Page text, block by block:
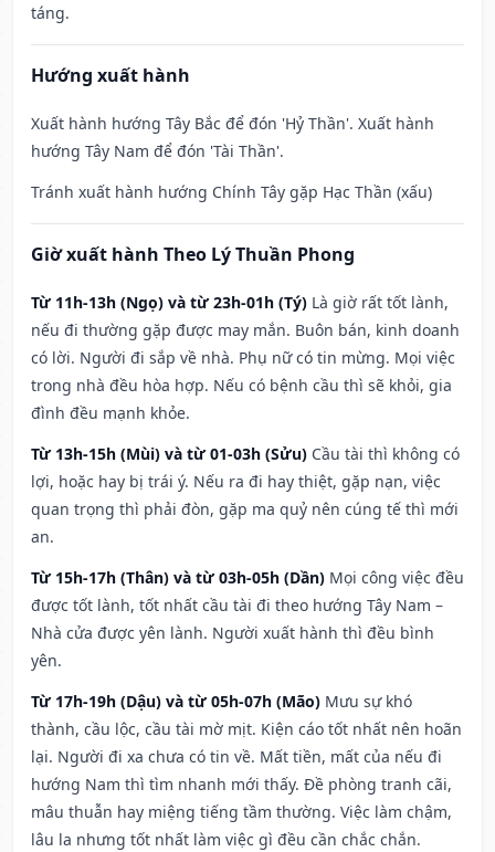
táng.
Hướng xuất hành
Xuất hành hướng Tây Bắc để đón 'Hỷ Thần'. Xuất hành
hướng Tây Nam để đón 'Tài Thần'.
Tránh xuất hành hướng Chính Tây gặp Hạc Thần (xấu)
Giờ xuất hành Theo Lý Thuần Phong
Từ 11h-13h (Ngọ) và từ 23h-01h (Tý) Là giờ rất tốt lành,
nếu đi thường gặp được may mắn. Buôn bán, kinh doanh
có lời. Người đi sắp về nhà. Phụ nữ có tin mừng. Mọi việc
trong nhà đều hòa hợp. Nếu có bệnh cầu thì sẽ khỏi, gia
đình đều mạnh khỏe.
Từ 13h-15h (Mùi) và từ 01-03h (Sửu) Cầu tài thì không có
lợi, hoặc hay bị trái ý. Nếu ra đi hay thiệt, gặp nạn, việc
quan trọng thì phải đòn, gặp ma quỷ nên cúng tế thì mới
an.
Từ 15h-17h (Thân) và từ 03h-05h (Dần) Mọi công việc đều
được tốt lành, tốt nhất cầu tài đi theo hướng Tây Nam –
Nhà cửa được yên lành. Người xuất hành thì đều bình
yên.
Từ 17h-19h (Dậu) và từ 05h-07h (Mão) Mưu sự khó
thành, cầu lộc, cầu tài mờ mịt. Kiện cáo tốt nhất nên hoãn
lại. Người đi xa chưa có tin về. Mất tiền, mất của nếu đi
hướng Nam thì tìm nhanh mới thấy. Đề phòng tranh cãi,
mâu thuẫn hay miệng tiếng tầm thường. Việc làm chậm,
lâu la nhưng tốt nhất làm việc gì đều cần chắc chắn.